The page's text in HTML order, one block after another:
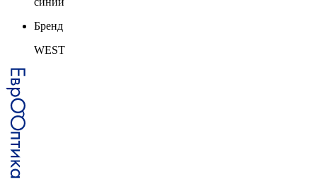
Бренд
WEST